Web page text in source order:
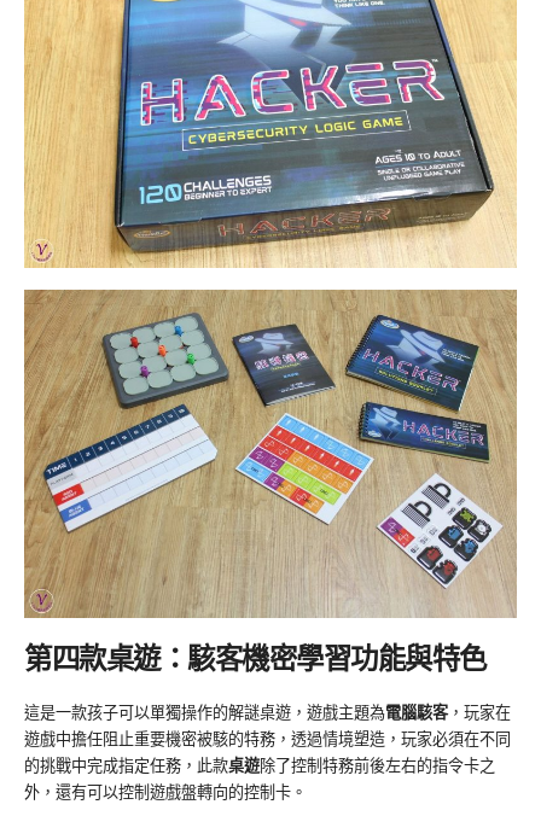
第四款桌遊：駭客機密學習功能與特色
這是一款孩子可以單獨操作的解謎桌遊，遊戲主題為電腦駭客，玩家在
遊戲中擔任阻止重要機密被駭的特務，透過情境塑造，玩家必須在不同
的挑戰中完成指定任務，此款桌遊除了控制特務前後左右的指令卡之
外，還有可以控制遊戲盤轉向的控制卡。